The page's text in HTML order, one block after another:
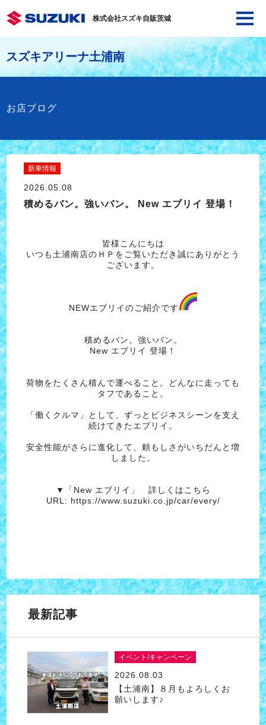
株式会社スズキ自販茨城
スズキアリーナ土浦南
お店ブログ
新車情報
2026.05.08
積めるバン。強いバン。 New エブリイ 登場！
皆様こんにちは
いつも土浦南店のＨＰをご覧いただき誠にありがとう
ございます。
NEWエブリイのご紹介です
積めるバン。強いバン。
New エブリイ 登場！
荷物をたくさん積んで運べること。どんなに走っても
タフであること。
「働くクルマ」として、ずっとビジネスシーンを支え
続けてきたエブリイ。
安全性能がさらに進化して、頼もしさがいちだんと増
しました。
▼「New エブリイ」 詳しくはこちら
URL: https://www.suzuki.co.jp/car/every/
最新記事
イベント/キャンペーン
2026.08.03
【土浦南】８月もよろしくお
願いします♪